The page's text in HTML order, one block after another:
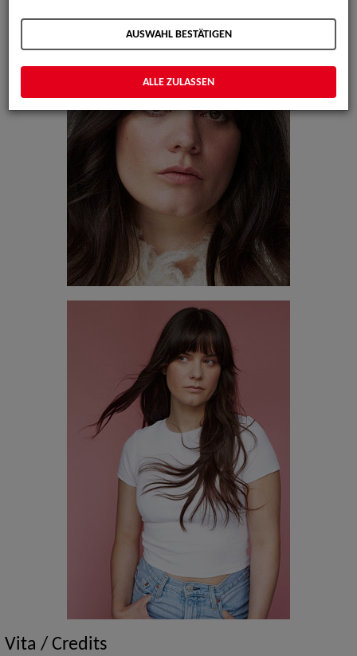
Vita / Credits
AUSWAHL BESTÄTIGEN
ALLE ZULASSEN